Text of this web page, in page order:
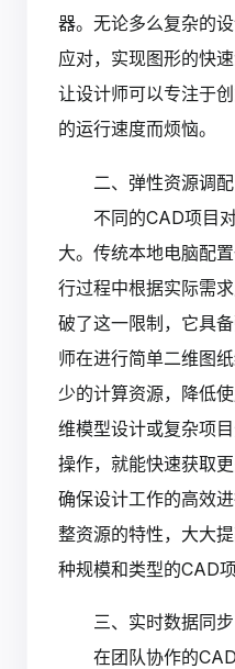
器。无论多么复杂的
应对，实现图形的快
让设计师可以专注于
的运行速度而烦恼。
二、弹性资源调
不同的CAD项目
大。传统本地电脑配
行过程中根据实际需
破了这一限制，它具
师在进行简单二维图
少的计算资源，降低
维模型设计或复杂项
操作，就能快速获取
确保设计工作的高效
整资源的特性，大大
种规模和类型的CAD
三、实时数据同
在团队协作的